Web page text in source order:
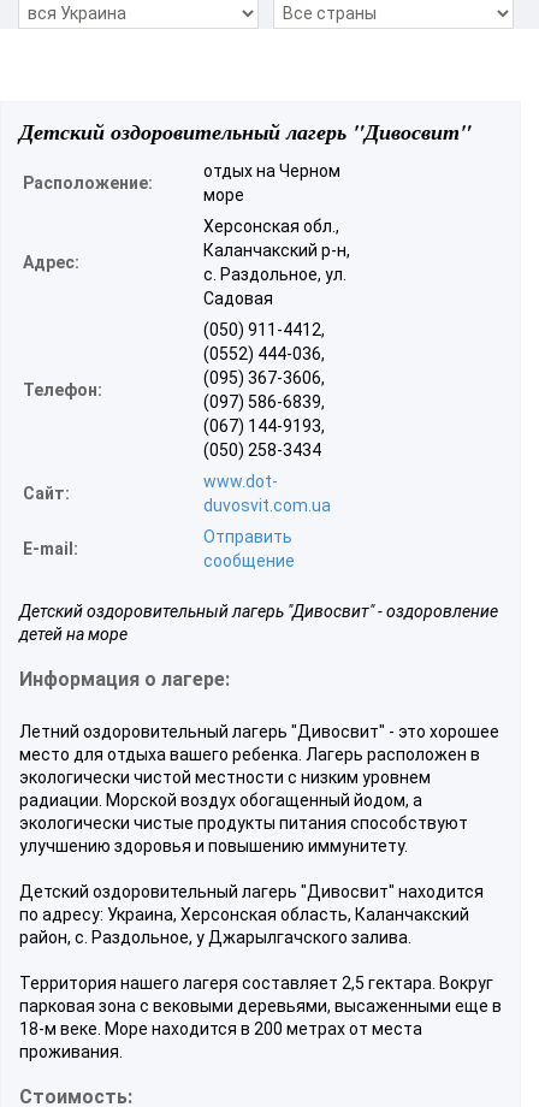
Детский оздоровительный лагерь "Дивосвит"
Расположение:
отдых на Черном
море
Адрес:
Херсонская обл.,
Каланчакский р-н,
с. Раздольное, ул.
Садовая
Телефон:
(050) 911-4412,
(0552) 444-036,
(095) 367-3606,
(097) 586-6839,
(067) 144-9193,
(050) 258-3434
Сайт:
www.dot-
duvosvit.com.ua
E-mail:
Отправить
сообщение
Детский оздоровительный лагерь "Дивосвит" - оздоровление
детей на море
Информация о лагере:
Летний оздоровительный лагерь "Дивосвит" - это хорошее
место для отдыха вашего ребенка. Лагерь расположен в
экологически чистой местности с низким уровнем
радиации. Морской воздух обогащенный йодом, а
экологически чистые продукты питания способствуют
улучшению здоровья и повышению иммунитету.
Детский оздоровительный лагерь "Дивосвит" находится
по адресу: Украина, Херсонская область, Каланчакский
район, с. Раздольное, у Джарылгачского залива.
Территория нашего лагеря составляет 2,5 гектара. Вокруг
парковая зона с вековыми деревьями, высаженными еще в
18-м веке. Море находится в 200 метрах от места
проживания.
Стоимость: